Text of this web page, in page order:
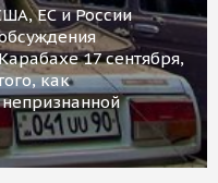
ЕС и России
17 сентября,
как